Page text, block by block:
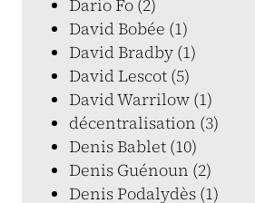
Dario Fo (2)
David Bobée (1)
David Bradby (1)
David Lescot (5)
David Warrilow (1)
décentralisation (3)
Denis Bablet (10)
Denis Guénoun (2)
Denis Podalydès (1)